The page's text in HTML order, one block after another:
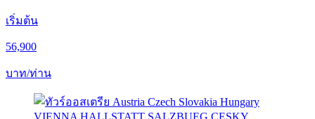
เริ่มต้น
56,900
บาท/ท่าน